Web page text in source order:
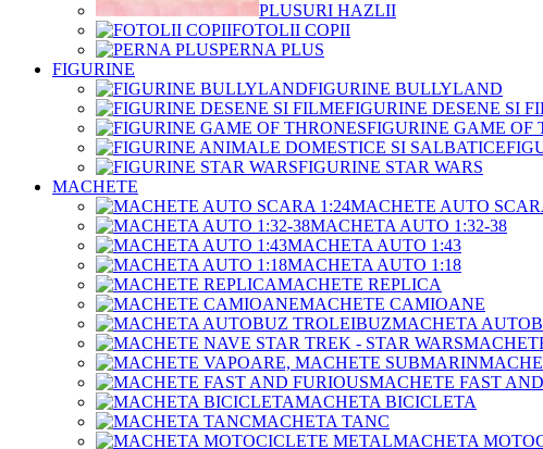
PLUSURI HAZLII
FOTOLII COPII
PERNA PLUS
FIGURINE
FIGURINE BULLYLAND
FIGURINE DESENE SI
FIGURINE GAME OF
FIGURINE STAR WARS
MACHETE
MACHETE AUTO
MACHETA AUTO 1:32-38
MACHETA AUTO 1:43
MACHETA AUTO 1:18
MACHETE REPLICA
MACHETE CAMIOANE
MACHETA
MACHETE FAST
MACHETA BICICLETA
MACHETA TANC
MACHETA